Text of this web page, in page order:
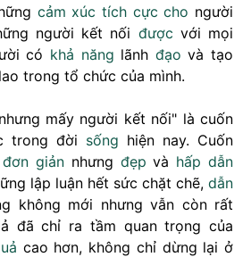
cảm xúc tích cực cho người
người kết nối được với mọi
có khả năng lãnh đạo và tạo
trong tổ chức của mình.
mấy người kết nối" là cuốn
trong đời sống hiện nay. Cuốn
đơn giản nhưng đẹp và hấp dẫn
lập luận hết sức chặt chẽ, dẫn
không mới nhưng vẫn còn rất
đã chỉ ra tầm quan trọng của
cao hơn, không chỉ dừng lại ở